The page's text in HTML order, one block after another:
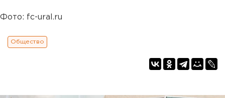
Фото: fc-ural.ru
Общество